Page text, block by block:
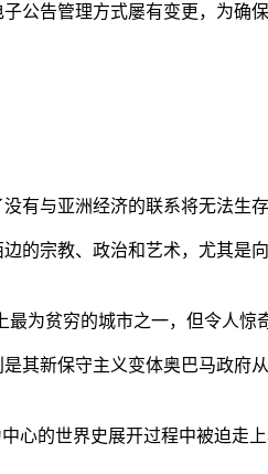
公告管理方式屡有变更，为确
有与亚洲经济的联系将无法生
的宗教、政治和艺术，尤其
为贫穷的城市之一，但令人
其新保守主义变体奥巴马政
心的世界史展开过程中被迫